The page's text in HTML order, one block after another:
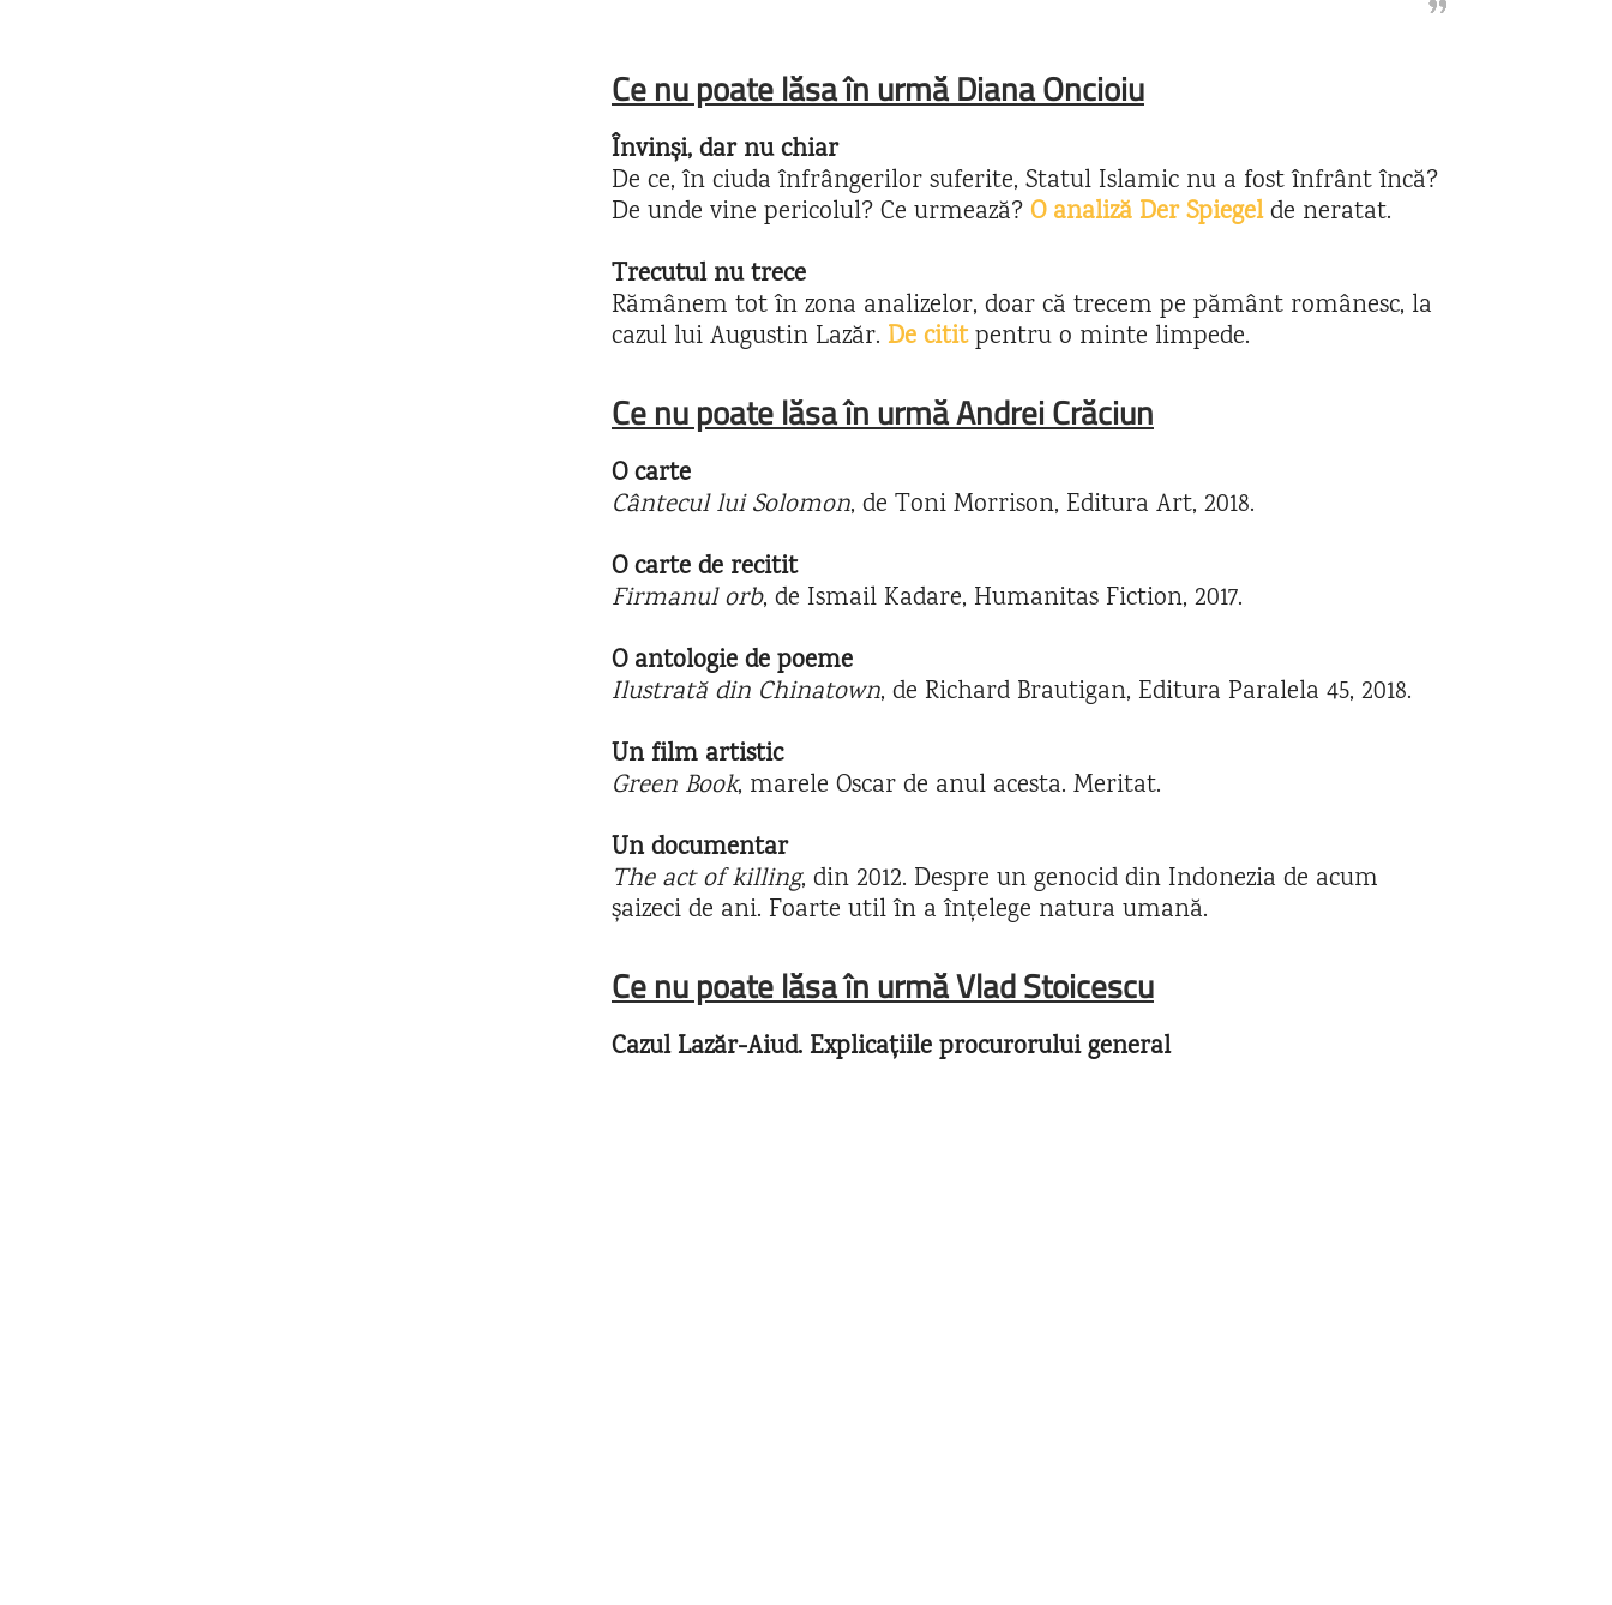
Ce nu poate lăsa în urmă Diana Oncioiu
Învinși, dar nu chiar
De ce, în ciuda înfrângerilor suferite, Statul Islamic nu a fost înfrânt încă?
De unde vine pericolul? Ce urmează?O analiză Der Spiegelde neratat.
Trecutul nu trece
Rămânem tot în zona analizelor, doar că trecem pe pământ românesc, la
cazul lui Augustin Lazăr. De cititpentru o minte limpede.
Ce nu poate lăsa în urmă Andrei Crăciun
O carte
Cântecul lui Solomon, de Toni Morrison, Editura Art, 2018.
O carte de recitit
Firmanul orb, de Ismail Kadare, Humanitas Fiction, 2017.
O antologie de poeme
Ilustrată din Chinatown, de Richard Brautigan, Editura Paralela 45, 2018.
Un film artistic
Green Book, marele Oscar de anul acesta. Meritat.
Un documentar
The act of killing, din 2012. Despre un genocid din Indonezia de acum
șaizeci de ani. Foarte util în a înțelege natura umană.
Ce nu poate lăsa în urmă Vlad Stoicescu
Cazul Lazăr-Aiud. Explicațiile procurorului general